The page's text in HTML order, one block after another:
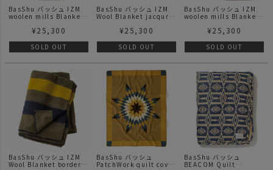
BasShu バッシュ IZM
woolen mills Blanket
¥25,300
SOLD OUT
BasShu バッシュ IZM
Wool Blanket jacqurd
¥25,300
SOLD OUT
BasShu バッシュ IZM
woolen mills Blanket
¥25,300
SOLD OUT
BasShu バッシュ IZM
Wool Blanket border
BasShu バッシュ
PatchWork quilt cover
BasShu バッシュ
BEACOM Quilt